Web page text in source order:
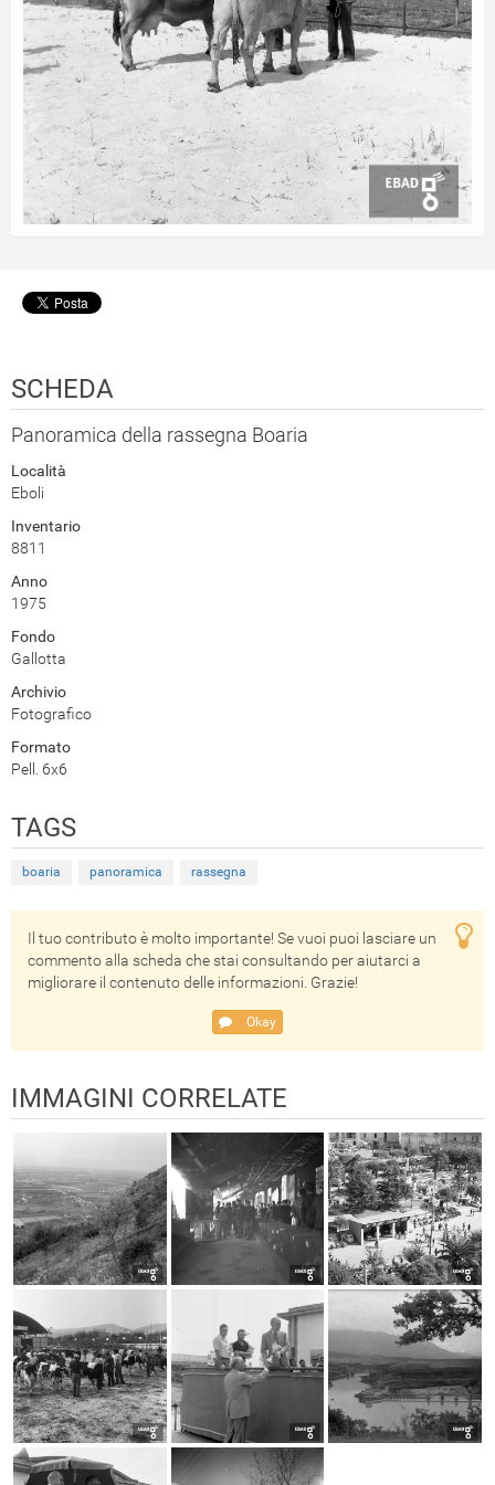
SCHEDA
Panoramica della rassegna Boaria
Località
Eboli
Inventario
8811
Anno
1975
Fondo
Gallotta
Archivio
Fotografico
Formato
Pell. 6x6
TAGS
boaria panoramica rassegna
Il tuo contributo è molto importante! Se vuoi puoi lasciare un
commento alla scheda che stai consultando per aiutarci a
migliorare il contenuto delle informazioni. Grazie!
Okay
IMMAGINI CORRELATE